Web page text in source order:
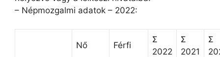
– Népmozgalmi adatok – 2022:
Nő Férfi
Σ
2022
Σ
2021
Σ